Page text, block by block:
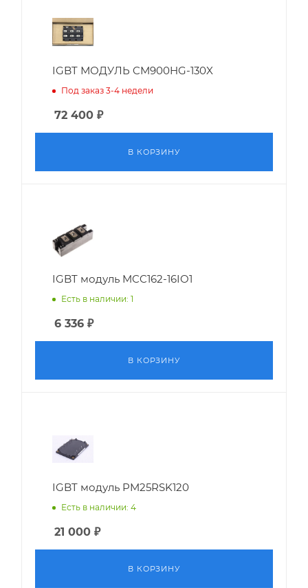
IGBT МОДУЛЬ CM900HG-130X
Под заказ 3-4 недели
72 400 ₽
В КОРЗИНУ
IGBT модуль MCC162-16IO1
Есть в наличии: 1
6 336 ₽
В КОРЗИНУ
IGBT модуль PM25RSK120
Есть в наличии: 4
21 000 ₽
В КОРЗИНУ